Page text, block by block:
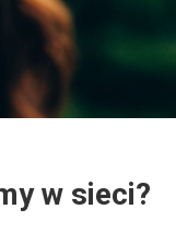
w sieci?